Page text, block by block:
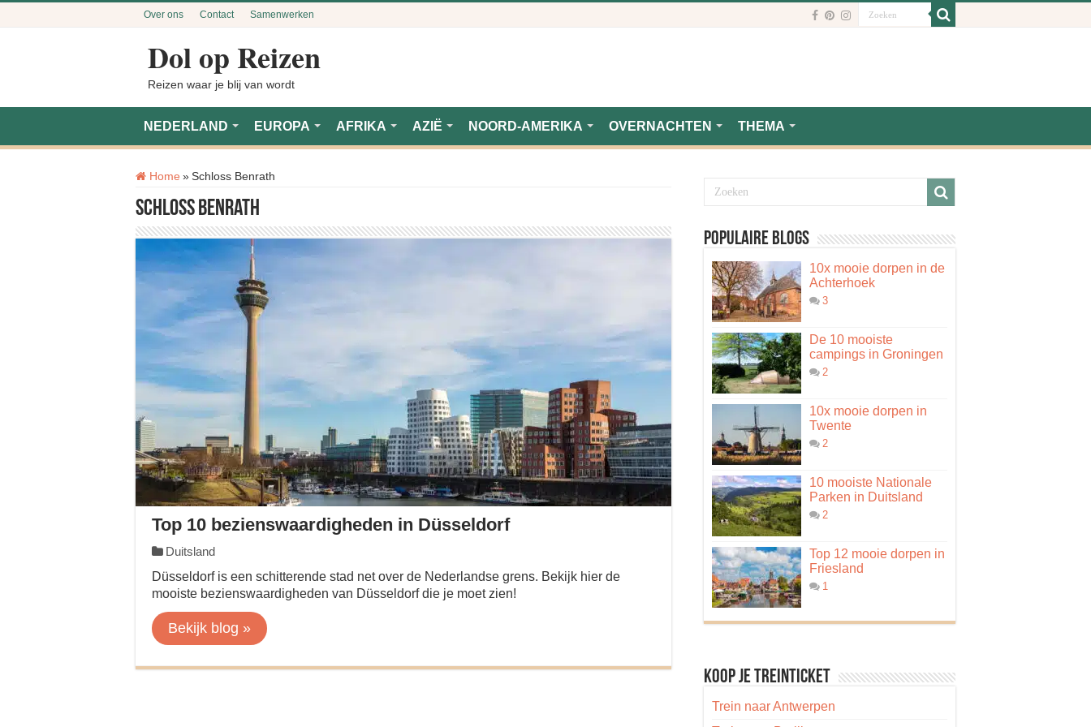
Over ons Contact Samenwerken
Dol op Reizen
Reizen waar je blij van wordt
NEDERLAND EUROPA AFRIKA AZIË NOORD-AMERIKA OVERNACHTEN THEMA
Home » Tag:
Schloss Benrath
Schloss Benrath
Top 10 bezienswaardigheden in Düsseldorf
Duitsland
Düsseldorf is een schitterende stad net over de Nederlandse grens. Bekijk hier de
mooiste bezienswaardigheden van Düsseldorf die je moet zien!
Bekijk blog »
Populaire blogs
10x mooie dorpen in de
Achterhoek
3
De 10 mooiste
campings in Groningen
2
10x mooie dorpen in
Twente
2
10 mooiste Nationale
Parken in Duitsland
2
Top 12 mooie dorpen in
Friesland
1
Koop je treinticket
Trein naar Antwerpen